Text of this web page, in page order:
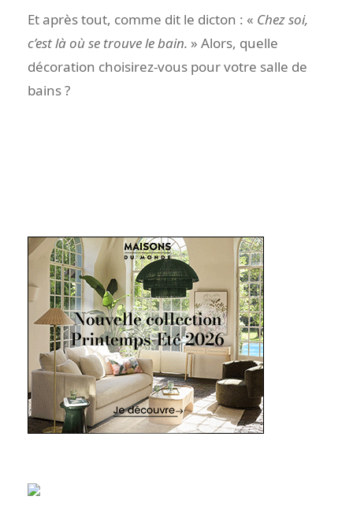
Et après tout, comme dit le dicton : « Chez soi,
c’est là où se trouve le bain. » Alors, quelle
décoration choisirez-vous pour votre salle de
bains ?